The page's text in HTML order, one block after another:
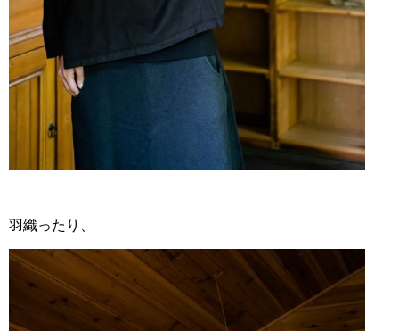
羽織ったり、